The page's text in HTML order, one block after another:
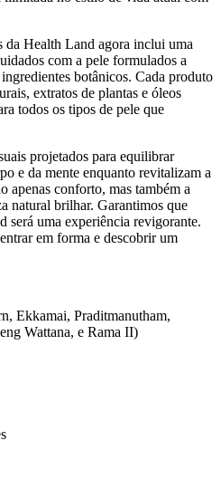
da Health Land agora inclui uma
com a pele formulados a
botânicos. Cada produto
extratos de plantas e óleos
todos os tipos de pele que
projetados para equilibrar
e da mente enquanto revitalizam a
apenas conforto, mas também a
natural brilhar. Garantimos que
será uma experiência revigorante.
em forma e descobrir um
Ekkamai, Praditmanutham,
Wattana, e Rama II)